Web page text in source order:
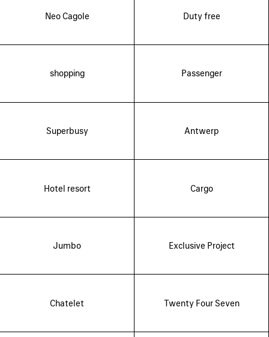
Neo Cagole Duty free
shopping Passenger
Superbusy Antwerp
Hotel resort Cargo
Jumbo Exclusive Project
Chatelet Twenty Four Seven